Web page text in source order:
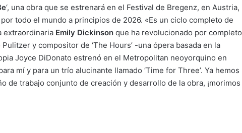
‘, una obra que se estrenará en el Festival de Bregenz, en Austria,
todo el mundo a principios de 2026. «Es un ciclo completo de
extraordinaria Emily Dickinson que ha revolucionado por completo
y compositor de ‘The Hours’ -una ópera basada en la
Joyce DiDonato estrenó en el Metropolitan neoyorquino en
mí y para un trío alucinante llamado ‘Time for Three’. Ya hemos
de trabajo conjunto de creación y desarrollo de la obra, ¡morimos